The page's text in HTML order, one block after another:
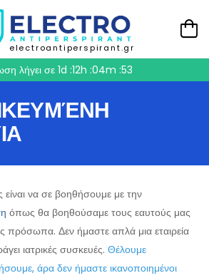
electroantiperspirant.gr
λήγει σε 1d :12h :04m :53
να σε βοηθήσουμε με την
όπως θα βοηθούσαμε τους εαυτούς μας
πρόσωπα. Δεν ήμαστε απλά μια εταιρεία
ιατρικές συσκευές. Θέλουμε
άρα δεν ήμαστε ικανοποιημένοι